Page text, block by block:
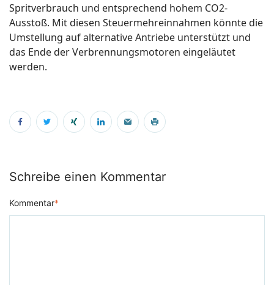
Spritverbrauch und entsprechend hohem CO2-
Ausstoß. Mit diesen Steuermehreinnahmen könnte die
Umstellung auf alternative Antriebe unterstützt und
das Ende der Verbrennungsmotoren eingeläutet
werden.
Schreibe einen Kommentar
Kommentar*